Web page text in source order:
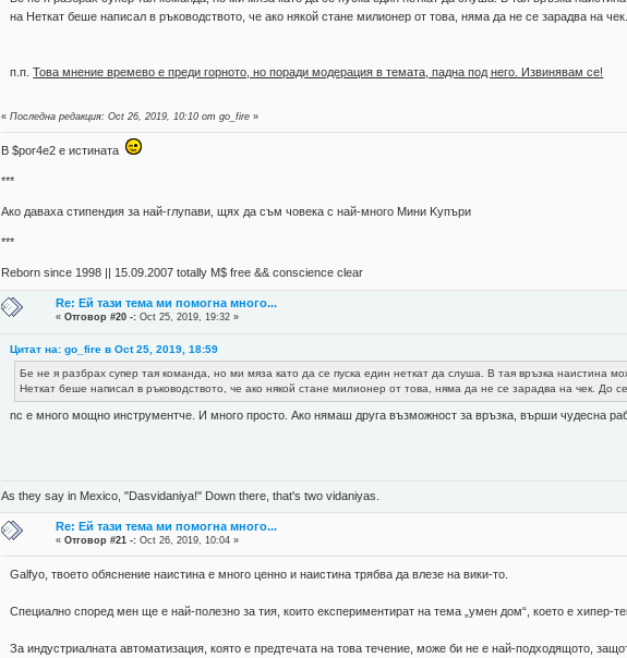
на Неткат беше написал в ръководството, че ако някой стане милионер от това, няма да не се зарадва на
п.п.Това мнение времево е преди горното, но поради модерация в темата, падна под него. Извинявам се!
«Последна редакция: Oct 26, 2019, 10:10 от go_fire »
В $por4e2 e истината
***
Aко даваха стипендия за най-глупави, щях да съм човека с най-много Mини Kупъри
***
Reborn since 1998 || 15.09.2007 totally М$ free && conscience clear
Re: Ей тази тема ми помогна много...
«Отговор #20 -: Oct 25, 2019, 19:32 »
Цитат на: go_fire в Oct 25, 2019, 18:59
Бе не я разбрах супер тая команда, но ми мяза като да се пуска един неткат да слуша. В тая връзка наистина
Неткат беше написал в ръководството, че ако някой стане милионер от това, няма да не се зарадва на чек. До
nc е много мощно инструментче. И много просто. Ако нямаш друга възможност за връзка, върши чудесна
As they say in Mexico, "Dasvidaniya!" Down there, that's two vidaniyas.
Re: Ей тази тема ми помогна много...
«Отговор #21 -: Oct 26, 2019, 10:04 »
Galfyo, твоето обяснение наистина е много ценно и наистина трябва да влезе на вики-то.
Специално според мен ще е най-полезно за тия, които експериментират на тема „умен дом“, което е хипер-
За индустриалната автоматизация, която е предтечата на това течение, може би не е най-подходящото,